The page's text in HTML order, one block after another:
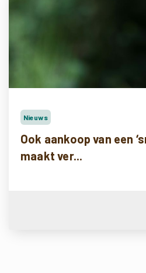
Nieuws
Ook aankoop van een
maakt ver...